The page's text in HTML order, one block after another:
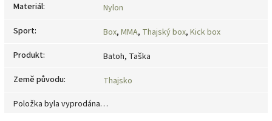
Materiál:
Nylon
Sport: Box, MMA, Thajský box, Kick box
Produkt:
Batoh, Taška
Země původu:
Thajsko
Položka byla vyprodána…